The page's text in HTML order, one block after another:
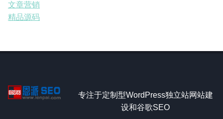
文章营销
精品源码
专注于定制型WordPress独立站网站建
设和谷歌SEO